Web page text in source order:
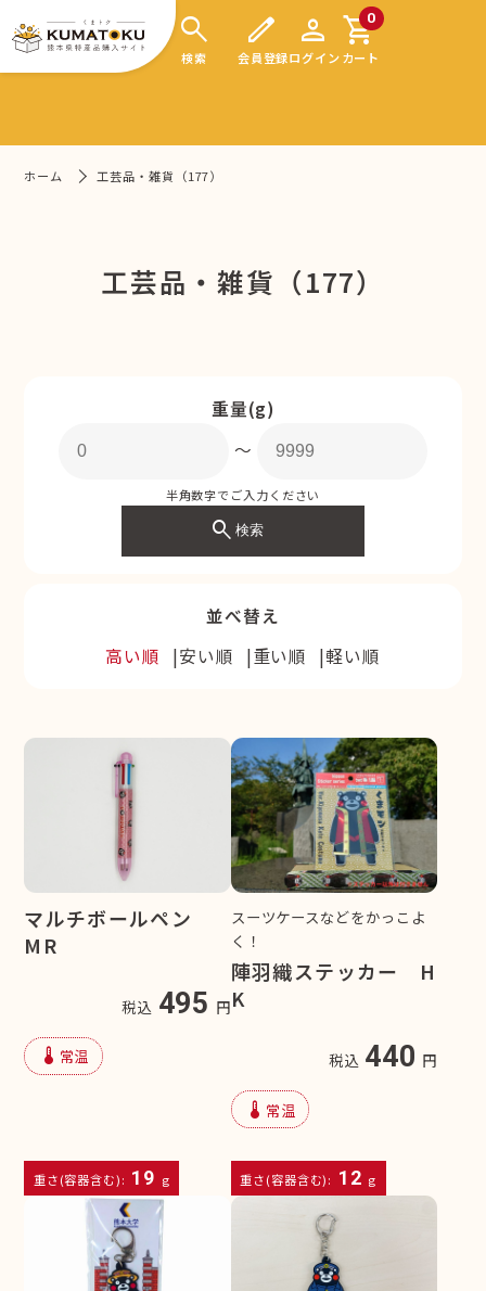
search
検索
edit
会員登録
person
ログイン
0
shopping_cart
カート
ホーム 工芸品・雑貨（177）
工芸品・雑貨（177）
重量(g)
〜
半角数字でご入力ください
search検索
並べ替え
高い順
安い順 重い順 軽い順
マルチボールペン
MR
税込 495 円
device_thermostat 常温
重さ(容器含む): 19 g
スーツケースなどをかっこよ
く！
陣羽織ステッカー H
K
税込 440 円
device_thermostat 常温
重さ(容器含む): 12 g